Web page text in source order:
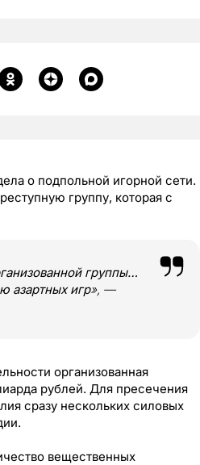
о подпольной игорной сети.
группу, которая с
группы…
азартных игр», —
организованная
рублей. Для пресечения
сразу нескольких силовых
вещественных